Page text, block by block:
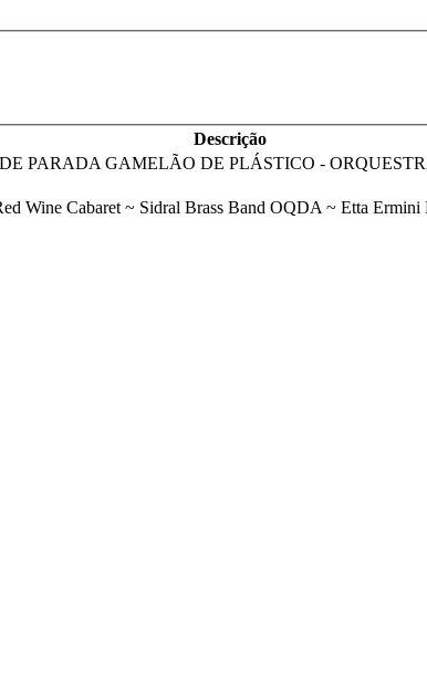
Descrição
PARADA GAMELÃO DE PLÁSTICO -
Wine Cabaret ~ Sidral Brass Band OQDA ~ Etta